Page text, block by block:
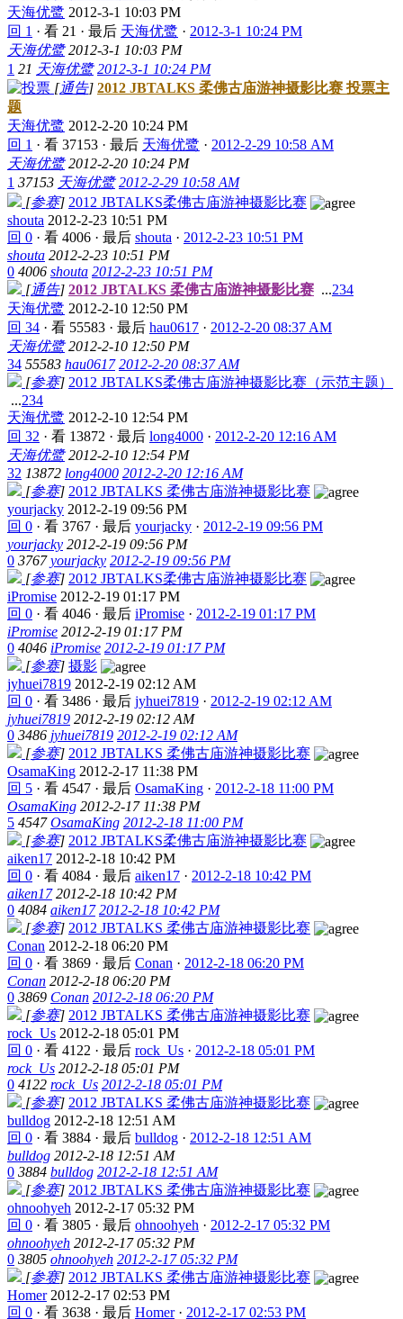
天海优鹭 2012-3-1 10:03 PM
回 1 · 看 21 · 最后 天海优鹭 · 2012-3-1 10:24 PM
天海优鹭 2012-3-1 10:03 PM
1 21 天海优鹭 2012-3-1 10:24 PM
[通告] 2012 JBTALKS 柔佛古庙游神摄影比赛 投票主
题
天海优鹭 2012-2-20 10:24 PM
回 1 · 看 37153 · 最后 天海优鹭 · 2012-2-29 10:58 AM
天海优鹭 2012-2-20 10:24 PM
1 37153 天海优鹭 2012-2-29 10:58 AM
[参赛] 2012 JBTALKS柔佛古庙游神摄影比赛
shouta 2012-2-23 10:51 PM
回 0 · 看 4006 · 最后 shouta · 2012-2-23 10:51 PM
shouta 2012-2-23 10:51 PM
0 4006 shouta 2012-2-23 10:51 PM
[通告] 2012 JBTALKS 柔佛古庙游神摄影比赛 ...234
天海优鹭 2012-2-10 12:50 PM
回 34 · 看 55583 · 最后 hau0617 · 2012-2-20 08:37 AM
天海优鹭 2012-2-10 12:50 PM
34 55583 hau0617 2012-2-20 08:37 AM
[参赛] 2012 JBTALKS柔佛古庙游神摄影比赛（示范主题）
...234
天海优鹭 2012-2-10 12:54 PM
回 32 · 看 13872 · 最后 long4000 · 2012-2-20 12:16 AM
天海优鹭 2012-2-10 12:54 PM
32 13872 long4000 2012-2-20 12:16 AM
[参赛] 2012 JBTALKS 柔佛古庙游神摄影比赛
yourjacky 2012-2-19 09:56 PM
回 0 · 看 3767 · 最后 yourjacky · 2012-2-19 09:56 PM
yourjacky 2012-2-19 09:56 PM
0 3767 yourjacky 2012-2-19 09:56 PM
[参赛] 2012 JBTALKS柔佛古庙游神摄影比赛
iPromise 2012-2-19 01:17 PM
回 0 · 看 4046 · 最后 iPromise · 2012-2-19 01:17 PM
iPromise 2012-2-19 01:17 PM
0 4046 iPromise 2012-2-19 01:17 PM
[参赛] 摄影
jyhuei7819 2012-2-19 02:12 AM
回 0 · 看 3486 · 最后 jyhuei7819 · 2012-2-19 02:12 AM
jyhuei7819 2012-2-19 02:12 AM
0 3486 jyhuei7819 2012-2-19 02:12 AM
[参赛] 2012 JBTALKS 柔佛古庙游神摄影比赛
OsamaKing 2012-2-17 11:38 PM
回 5 · 看 4547 · 最后 OsamaKing · 2012-2-18 11:00 PM
OsamaKing 2012-2-17 11:38 PM
5 4547 OsamaKing 2012-2-18 11:00 PM
[参赛] 2012 JBTALKS柔佛古庙游神摄影比赛
aiken17 2012-2-18 10:42 PM
回 0 · 看 4084 · 最后 aiken17 · 2012-2-18 10:42 PM
aiken17 2012-2-18 10:42 PM
0 4084 aiken17 2012-2-18 10:42 PM
[参赛] 2012 JBTALKS 柔佛古庙游神摄影比赛
Conan 2012-2-18 06:20 PM
回 0 · 看 3869 · 最后 Conan · 2012-2-18 06:20 PM
Conan 2012-2-18 06:20 PM
0 3869 Conan 2012-2-18 06:20 PM
[参赛] 2012 JBTALKS 柔佛古庙游神摄影比赛
rock_Us 2012-2-18 05:01 PM
回 0 · 看 4122 · 最后 rock_Us · 2012-2-18 05:01 PM
rock_Us 2012-2-18 05:01 PM
0 4122 rock_Us 2012-2-18 05:01 PM
[参赛] 2012 JBTALKS 柔佛古庙游神摄影比赛
bulldog 2012-2-18 12:51 AM
回 0 · 看 3884 · 最后 bulldog · 2012-2-18 12:51 AM
bulldog 2012-2-18 12:51 AM
0 3884 bulldog 2012-2-18 12:51 AM
[参赛] 2012 JBTALKS 柔佛古庙游神摄影比赛
ohnoohyeh 2012-2-17 05:32 PM
回 0 · 看 3805 · 最后 ohnoohyeh · 2012-2-17 05:32 PM
ohnoohyeh 2012-2-17 05:32 PM
0 3805 ohnoohyeh 2012-2-17 05:32 PM
[参赛] 2012 JBTALKS 柔佛古庙游神摄影比赛
Homer 2012-2-17 02:53 PM
回 0 · 看 3638 · 最后 Homer· 2012-2-17 02:53 PM